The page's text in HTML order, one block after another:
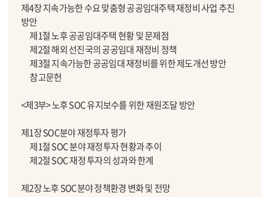
제4장 지속가능한 수요 맞춤형 공공임대주택 재정비 사업 추진
방안
제1절 노후 공공임대주택 현황 및 문제점
제2절 해외 선진국의 공공임대 재정비 정책
제3절 지속가능한 공공임대 재정비를 위한 제도개선 방안
참고문헌
<제3부> 노후 SOC 유지보수를 위한 재원조달 방안
제1장 SOC분야 재정투자 평가
제1절 SOC 분야 재정투자 현황과 추이
제2절 SOC 재정 투자의 성과와 한계
제2장 노후 SOC분야 정책환경 변화 및 전망